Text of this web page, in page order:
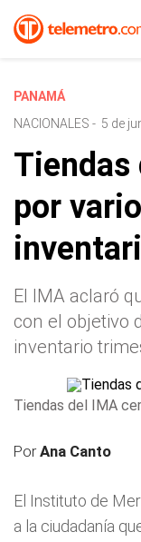
PANAMÁ
NACIONALES - 5 de
Tiendas
por
El IMA aclaró
con el objetivo
inventario
Tiendas del IMA
PorAna Canto
El Instituto de
a la ciudadanía